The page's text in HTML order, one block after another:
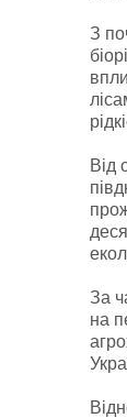
З
Від
За
на